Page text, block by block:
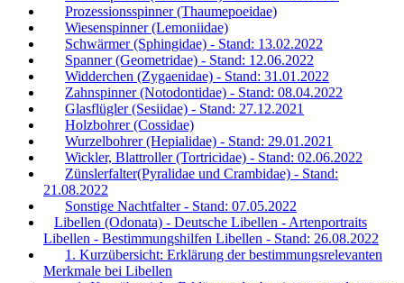
Prozessionsspinner (Thaumepoeidae)
Wiesenspinner (Lemoniidae)
Schwärmer (Sphingidae) - Stand: 13.02.2022
Spanner (Geometridae) - Stand: 12.06.2022
Widderchen (Zygaenidae) - Stand: 31.01.2022
Zahnspinner (Notodontidae) - Stand: 08.04.2022
Glasflügler (Sesiidae) - Stand: 27.12.2021
Holzbohrer (Cossidae)
Wurzelbohrer (Hepialidae) - Stand: 29.01.2021
Wickler, Blattroller (Tortricidae) - Stand: 02.06.2022
Zünslerfalter(Pyralidae und Crambidae) - Stand:
21.08.2022
Sonstige Nachtfalter - Stand: 07.05.2022
Libellen (Odonata) - Deutsche Libellen - Artenportraits
Libellen - Bestimmungshilfen Libellen - Stand: 26.08.2022
1. Kurzübersicht: Erklärung der bestimmungsrelevanten
Merkmale bei Libellen